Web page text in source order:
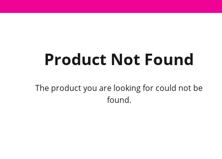
Product Not Found
The product you are looking for could not be
found.